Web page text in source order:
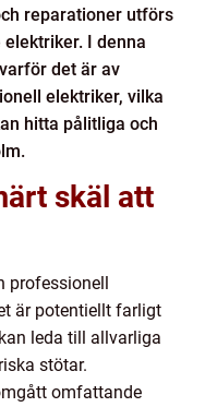
reparationer utförs
I denna
det är av
elektriker, vilka
hitta pålitliga och
skäl att
professionell
är potentiellt farligt
leda till allvarliga
stötar.
omfattande